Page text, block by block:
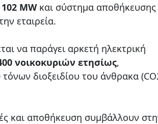
102 MWκαι σύστημα αποθήκευσης
εταιρεία.
να παράγει αρκετή ηλεκτρική
νοικοκυριών ετησίως,
διοξειδίου του άνθρακα
και αποθήκευση συμβάλλουν